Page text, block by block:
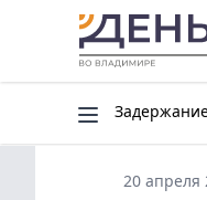
20 апреля